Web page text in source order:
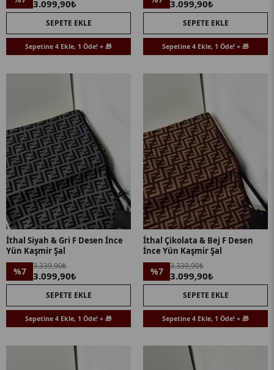
3.099,90₺
SEPETE EKLE
Sepetine 4 Ekle, 1 Öde! + 🎁
3.099,90₺
SEPETE EKLE
Sepetine 4 Ekle, 1 Öde! + 🎁
İthal Siyah & Gri F Desen İnce
Yün Kaşmir Şal
%7 3.339,90₺
3.099,90₺
SEPETE EKLE
Sepetine 4 Ekle, 1 Öde! + 🎁
İthal Çikolata & Bej F Desen
İnce Yün Kaşmir Şal
%7 3.339,90₺
3.099,90₺
SEPETE EKLE
Sepetine 4 Ekle, 1 Öde! + 🎁